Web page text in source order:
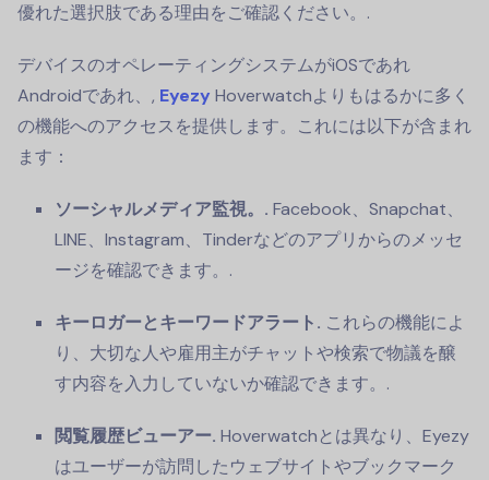
優れた選択肢である理由をご確認ください。.
デバイスのオペレーティングシステムがiOSであれ
Androidであれ、, Eyezy Hoverwatchよりもはるかに多く
の機能へのアクセスを提供します。これには以下が含まれ
ます：
ソーシャルメディア監視。. Facebook、Snapchat、
LINE、Instagram、Tinderなどのアプリからのメッセ
ージを確認できます。.
キーロガーとキーワードアラート. これらの機能によ
り、大切な人や雇用主がチャットや検索で物議を醸
す内容を入力していないか確認できます。.
閲覧履歴ビューアー. Hoverwatchとは異なり、Eyezy
はユーザーが訪問したウェブサイトやブックマーク